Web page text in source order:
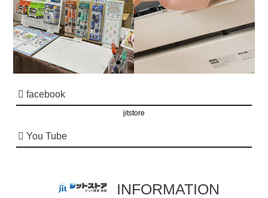
facebook
jitstore
You Tube
INFORMATION